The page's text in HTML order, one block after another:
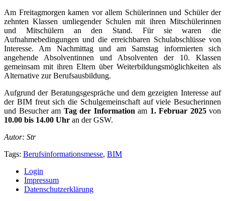
Am Freitagmorgen kamen vor allem Schülerinnen und Schüler der
zehnten Klassen umliegender Schulen mit ihren Mitschülerinnen
und Mitschülern an den Stand. Für sie waren die
Aufnahmebedingungen und die erreichbaren Schulabschlüsse von
Interesse. Am Nachmittag und am Samstag informierten sich
angehende Absolventinnen und Absolventen der 10. Klassen
gemeinsam mit ihren Eltern über Weiterbildungsmöglichkeiten als
Alternative zur Berufsausbildung.
Aufgrund der Beratungsgespräche und dem gezeigten Interesse auf
der BIM freut sich die Schulgemeinschaft auf viele Besucherinnen
und Besucher am Tag der Information am 1. Februar 2025von
10.00 bis 14.00 Uhr an der GSW.
Autor: Str
Tags: Berufsinformationsmesse, BIM
Login
Impressum
Datenschutzerklärung